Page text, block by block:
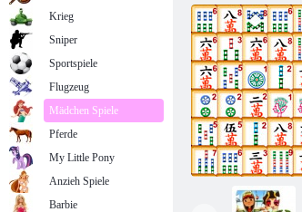
Krieg
Sniper
Sportspiele
Flugzeug
Mädchen Spiele
Pferde
My Little Pony
Anzieh Spiele
Barbie